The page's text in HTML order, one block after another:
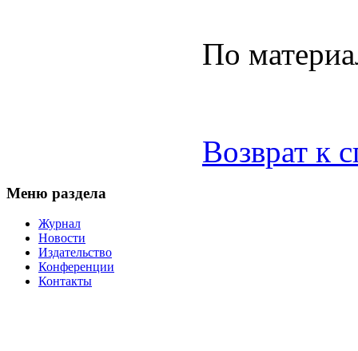
По
Возврат к
Меню раздела
Журнал
Новости
Издательство
Конференции
Контакты